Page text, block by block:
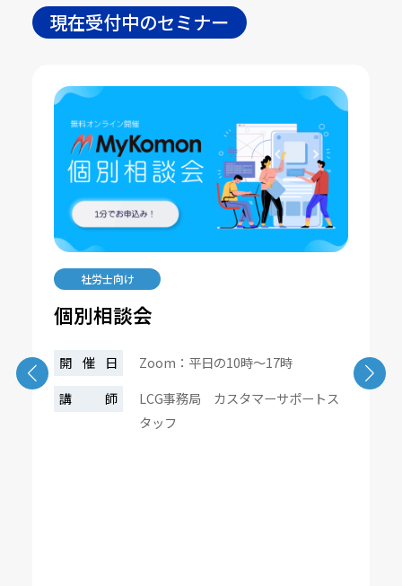
現在受付中のセミナー
社労士向け
個別相談会
開催日
Zoom：平日の10時～17時
講師
LCG事務局 カスタマーサポートス
タッフ